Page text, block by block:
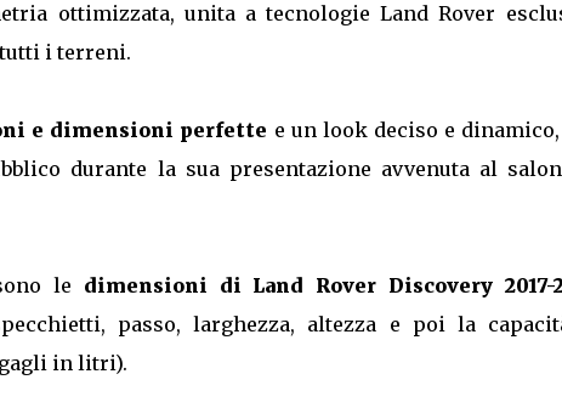
ottimizzata, unita a tecnologie Land Rover
i terreni.
e dimensioni perfette e un look deciso e
durante la sua presentazione avvenuta al
le dimensioni di Land Rover Discovery 2017-
passo, larghezza, altezza e poi la
in litri).